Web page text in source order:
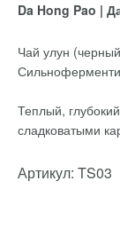
Da Hong Pao |
Чай улун
Теплый,
сладковатыми
Артикул: TS03